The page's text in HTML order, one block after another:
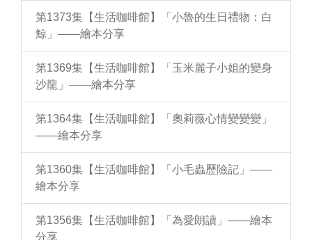
第1373集【生活咖啡館】「小魯的生日禮物：白
鯨」——繪本分享
第1369集【生活咖啡館】「玉米麗子小姐的變身
沙龍」——繪本分享
第1364集【生活咖啡館】「奧莉薇心情變變變」
——繪本分享
第1360集【生活咖啡館】「小毛蟲歷險記」——
繪本分享
第1356集【生活咖啡館】「為愛朗讀」——繪本
分享